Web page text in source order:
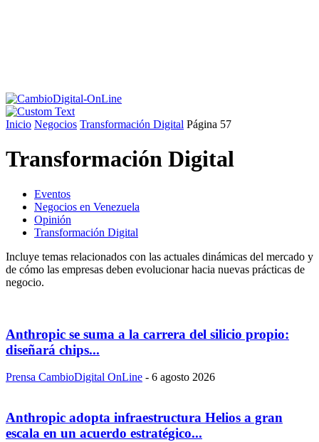
Inicio Negocios Transformación Digital Página 57
Transformación Digital
Eventos
Negocios en Venezuela
Opinión
Transformación Digital
Incluye temas relacionados con las actuales dinámicas del mercado y
de cómo las empresas deben evolucionar hacia nuevas prácticas de
negocio.
Anthropic se suma a la carrera del silicio propio:
diseñará chips...
Prensa CambioDigital OnLine - 6 agosto 2026
Anthropic adopta infraestructura Helios a gran
escala en un acuerdo estratégico...